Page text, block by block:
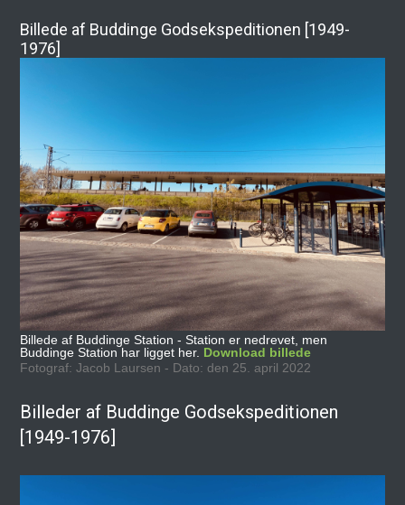
Billede af Buddinge Godsekspeditionen [1949-
1976]
Billede af Buddinge Station - Station er nedrevet, men
Buddinge Station har ligget her. Download billede
Fotograf: Jacob Laursen - Dato: den 25. april 2022
Billeder af Buddinge Godsekspeditionen
[1949-1976]